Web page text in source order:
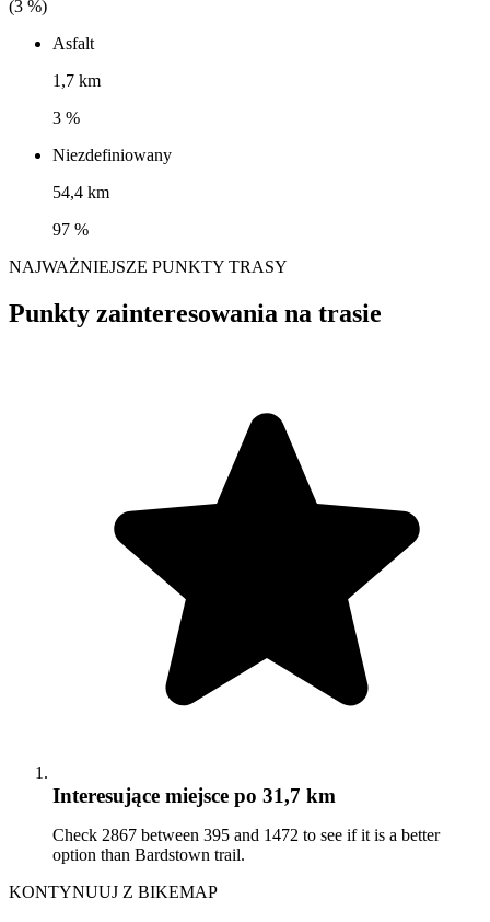
(3 %)
Asfalt
1,7 km
3 %
Niezdefiniowany
54,4 km
97 %
NAJWAŻNIEJSZE PUNKTY TRASY
Punkty zainteresowania na trasie
Interesujące miejsce po 31,7 km
Check 2867 between 395 and 1472 to see if it is a better
option than Bardstown trail.
KONTYNUUJ Z BIKEMAP